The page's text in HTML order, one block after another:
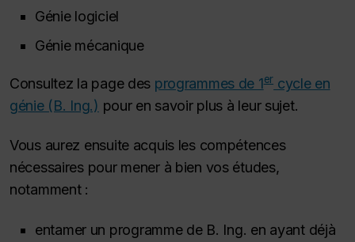
Génie logiciel
Génie mécanique
Consultez la page des programmes de 1er cycle en
génie (B. Ing.) pour en savoir plus à leur sujet.
Vous aurez ensuite acquis les compétences
nécessaires pour mener à bien vos études,
notamment :
entamer un programme de B. Ing. en ayant déjà